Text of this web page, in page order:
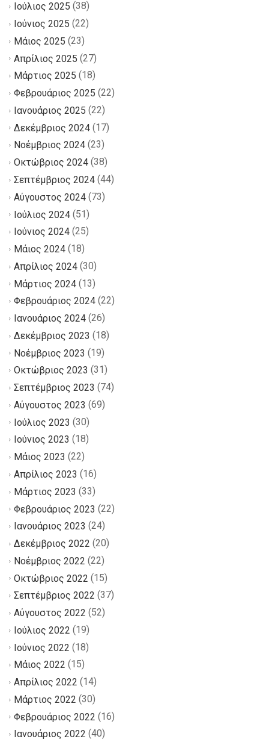
Ιούλιος 2025 (38)
Ιούνιος 2025 (22)
Μάιος 2025 (23)
Απρίλιος 2025 (27)
Μάρτιος 2025 (18)
Φεβρουάριος 2025 (22)
Ιανουάριος 2025 (22)
Δεκέμβριος 2024 (17)
Νοέμβριος 2024 (23)
Οκτώβριος 2024 (38)
Σεπτέμβριος 2024 (44)
Αύγουστος 2024 (73)
Ιούλιος 2024 (51)
Ιούνιος 2024 (25)
Μάιος 2024 (18)
Απρίλιος 2024 (30)
Μάρτιος 2024 (13)
Φεβρουάριος 2024 (22)
Ιανουάριος 2024 (26)
Δεκέμβριος 2023 (18)
Νοέμβριος 2023 (19)
Οκτώβριος 2023 (31)
Σεπτέμβριος 2023 (74)
Αύγουστος 2023 (69)
Ιούλιος 2023 (30)
Ιούνιος 2023 (18)
Μάιος 2023 (22)
Απρίλιος 2023 (16)
Μάρτιος 2023 (33)
Φεβρουάριος 2023 (22)
Ιανουάριος 2023 (24)
Δεκέμβριος 2022 (20)
Νοέμβριος 2022 (22)
Οκτώβριος 2022 (15)
Σεπτέμβριος 2022 (37)
Αύγουστος 2022 (52)
Ιούλιος 2022 (19)
Ιούνιος 2022 (18)
Μάιος 2022 (15)
Απρίλιος 2022 (14)
Μάρτιος 2022 (30)
Φεβρουάριος 2022 (16)
Ιανουάριος 2022 (40)